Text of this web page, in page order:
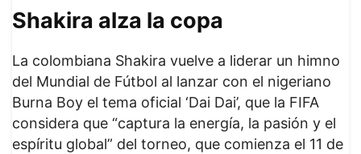
Shakira alza la copa
La colombiana Shakira vuelve a liderar un himno
del Mundial de Fútbol al lanzar con el nigeriano
Burna Boy el tema oficial ‘Dai Dai’, que la FIFA
considera que “captura la energía, la pasión y el
espíritu global” del torneo, que comienza el 11 de